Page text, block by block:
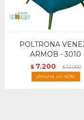
POLTRONA
ARMOB - 3010
$ 7.200 $12.000
40